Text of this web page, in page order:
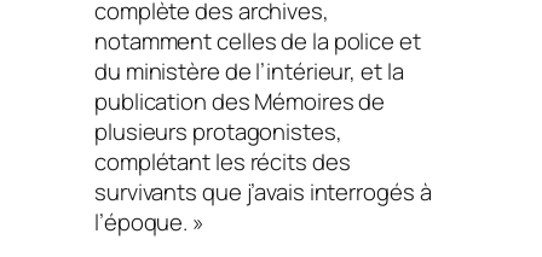
complète des archives,
notamment celles de la police et
du ministère de l’intérieur, et la
publication des Mémoires de
plusieurs protagonistes,
complétant les récits des
survivants que j’avais interrogés à
l’époque. »